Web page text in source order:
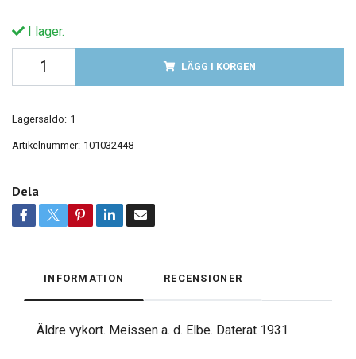
I lager.
LÄGG I KORGEN
Lagersaldo: 1
Artikelnummer: 101032448
Dela
INFORMATION RECENSIONER
Äldre vykort. Meissen a. d. Elbe. Daterat 1931